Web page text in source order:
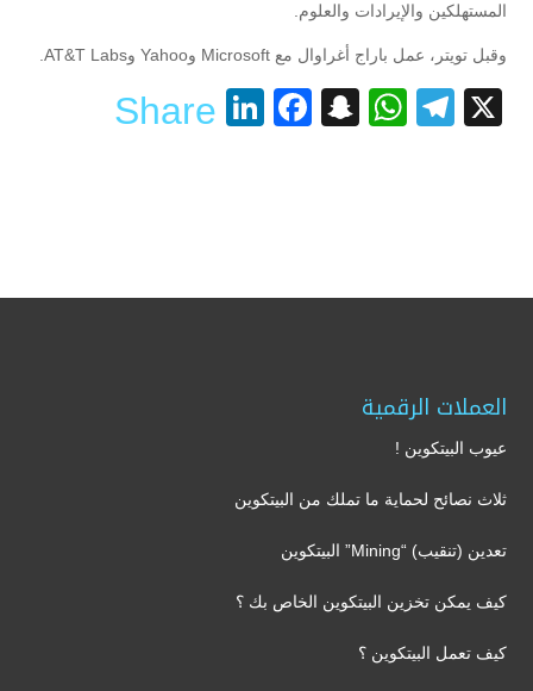
المستهلكين والإيرادات والعلوم.
وقبل تويتر، عمل باراج أغراوال مع Microsoft وYahoo وAT&T Labs.
X
Telegram
WhatsApp
Snapchat
Facebook
LinkedIn
Share
العملات الرقمية
عيوب البيتكوين !
ثلاث نصائح لحماية ما تملك من البيتكوين
تعدين (تنقيب) “Mining” البيتكوين
كيف يمكن تخزين البيتكوين الخاص بك ؟
كيف تعمل البيتكوين ؟